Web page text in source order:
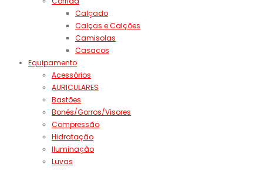
Calçado
Calças e Calções
Camisolas
Casacos
Equipamento
Acessórios
AURICULARES
Bastões
Bonés/Gorros/Visores
Compressão
Hidratação
Iluminação
Luvas